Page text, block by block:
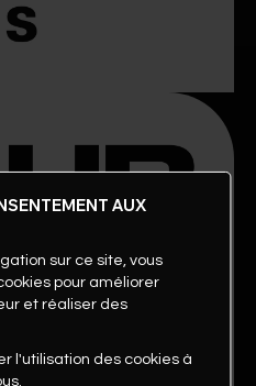
AUX
sur ce site, vous
pour améliorer
et réaliser des
l'utilisation des cookies à